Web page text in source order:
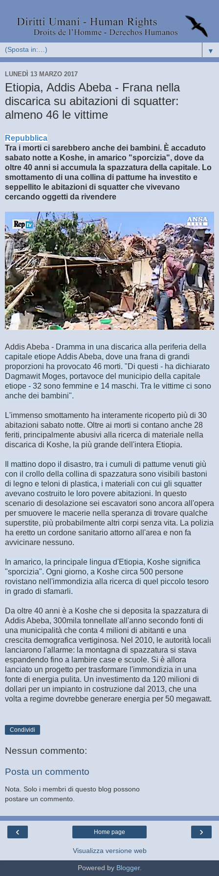
▼
LUNEDÌ 13 MARZO 2017
Etiopia, Addis Abeba - Frana nella
discarica su abitazioni di squatter:
almeno 46 le vittime
Repubblica
Tra i morti ci sarebbero anche dei bambini. È accaduto
sabato notte a Koshe, in amarico "sporcizia", dove da
oltre 40 anni si accumula la spazzatura della capitale. Lo
smottamento di una collina di pattume ha investito e
seppellito le abitazioni di squatter che vivevano
cercando oggetti da rivendere
Addis Abeba - Dramma in una discarica alla periferia della
capitale etiope Addis Abeba, dove una frana di grandi
proporzioni ha provocato 46 morti. "Di questi - ha dichiarato
Dagmawit Moges, portavoce del municipio della capitale
etiope - 32 sono femmine e 14 maschi. Tra le vittime ci sono
anche dei bambini".
L'immenso smottamento ha interamente ricoperto più di 30
abitazioni sabato notte. Oltre ai morti si contano anche 28
feriti, principalmente abusivi alla ricerca di materiale nella
discarica di Koshe, la più grande dell'intera Etiopia.
Il mattino dopo il disastro, tra i cumuli di pattume venuti giù
con il crollo della collina di spazzatura sono visibili bastoni
di legno e teloni di plastica, i materiali con cui gli squatter
avevano costruito le loro povere abitazioni. In questo
scenario di desolazione sei escavatori sono ancora all'opera
per smuovere le macerie nella speranza di trovare qualche
superstite, più probabilmente altri corpi senza vita. La polizia
ha eretto un cordone sanitario attorno all'area e non fa
avvicinare nessuno.
In amarico, la principale lingua d'Etiopia, Koshe significa
"sporcizia". Ogni giorno, a Koshe circa 500 persone
rovistano nell'immondizia alla ricerca di quel piccolo tesoro
in grado di sfamarli.
Da oltre 40 anni è a Koshe che si deposita la spazzatura di
Addis Abeba, 300mila tonnellate all'anno secondo fonti di
una municipalità che conta 4 milioni di abitanti e una
crescita demografica vertiginosa. Nel 2010, le autorità locali
lanciarono l'allarme: la montagna di spazzatura si stava
espandendo fino a lambire case e scuole. Si è allora
lanciato un progetto per trasformare l'immondizia in una
fonte di energia pulita. Un investimento da 120 milioni di
dollari per un impianto in costruzione dal 2013, che una
volta a regime dovrebbe generare energia per 50 megawatt.
Condividi
Nessun commento:
Posta un commento
Nota. Solo i membri di questo blog possono
postare un commento.
‹ ›
Home page
Visualizza versione web
Powered by Blogger.